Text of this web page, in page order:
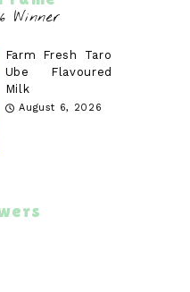
Farm Fresh Taro
Ube Flavoured
Milk
August 6, 2026